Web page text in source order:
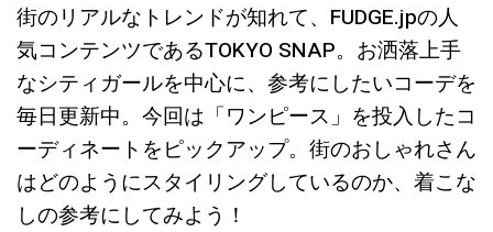
街のリアルなトレンドが知れて、FUDGE.jpの人
気コンテンツであるTOKYO SNAP。お洒落上手
なシティガールを中心に、参考にしたいコーデを
毎日更新中。今回は「ワンピース」を投入したコ
ーディネートをピックアップ。街のおしゃれさん
はどのようにスタイリングしているのか、着こな
しの参考にしてみよう！